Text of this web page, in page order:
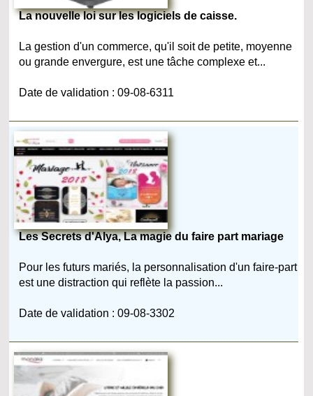
La nouvelle loi sur les logiciels de caisse.
La gestion d'un commerce, qu'il soit de petite, moyenne
ou grande envergure, est une tâche complexe et...
Date de validation : 09-08-6311
Les Secrets d'Alya, La magie du faire part mariage
Pour les futurs mariés, la personnalisation d'un faire-part
est une distraction qui reflète la passion...
Date de validation : 09-08-3302